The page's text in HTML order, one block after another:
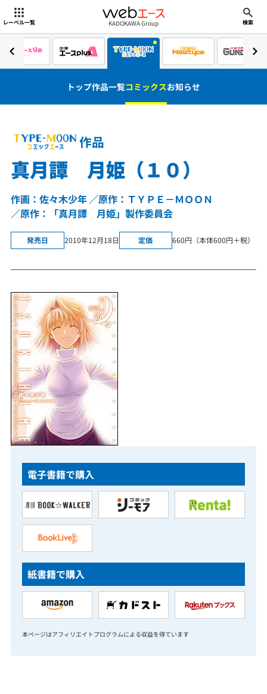
レーベル一覧 webエース
KADOKAWA Group 検索
トップ作品一覧コミックスお知らせ
作品
真月譚 月姫（１０）
作画：佐々木少年
原作：ＴＹＰＥ－ＭＯＯＮ
原作：「真月譚 月姫」製作委員会
発売日 2010年12月18日 定価 660円（本体600円＋税）
電子書籍で購入
紙書籍で購入
本ページはアフィリエイトプログラムによる収益を得ています